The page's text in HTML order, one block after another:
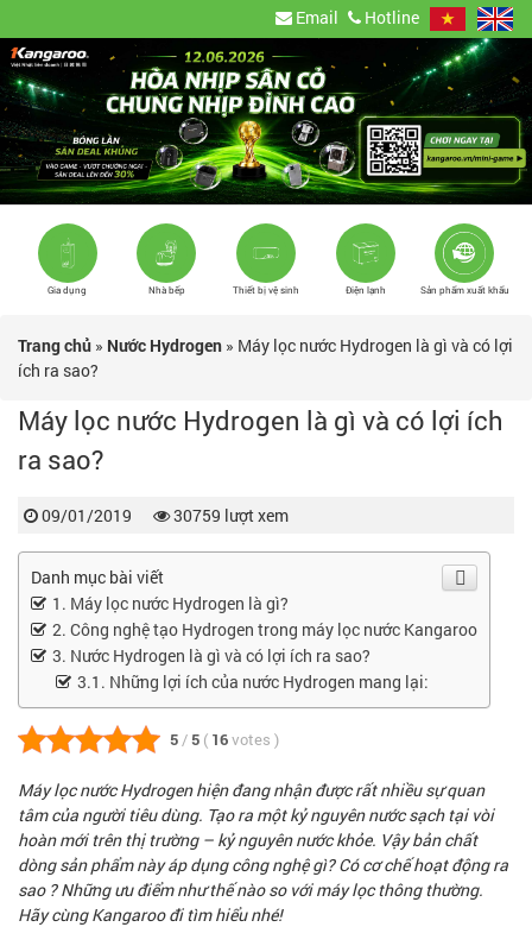
Email Hotline
Gia dụng Nhà bếp Thiết bị vệ sinh Điện lạnh Sản phẩm xuất khẩu
Trang chủ » Nước Hydrogen » Máy lọc nước Hydrogen là gì và có lợi
ích ra sao?
Máy lọc nước Hydrogen là gì và có lợi ích
ra sao?
09/01/2019 30759 lượt xem
Danh mục bài viết
Máy lọc nước Hydrogen là gì?
Công nghệ tạo Hydrogen trong máy lọc nước Kangaroo
Nước Hydrogen là gì và có lợi ích ra sao?
Những lợi ích của nước Hydrogen mang lại:
5 / 5 ( 16 votes )
Máy lọc nướcHydrogen hiện đang nhận được rất nhiều sự quan
tâm của người tiêu dùng. Tạo ra một kỷ nguyên nước sạch tại vòi
hoàn mới trên thị trường – kỷ nguyên nước khỏe. Vậy bản chất
dòng sản phẩm này áp dụng công nghệ gì? Có cơ chế hoạt động ra
sao ? Những ưu điểm như thế nào so với máy lọc thông thường.
Hãy cùngKangaroođi tìm hiểu nhé!